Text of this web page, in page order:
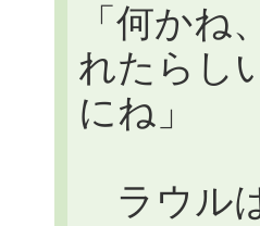
「何か
れたらし
にね」
ラウル